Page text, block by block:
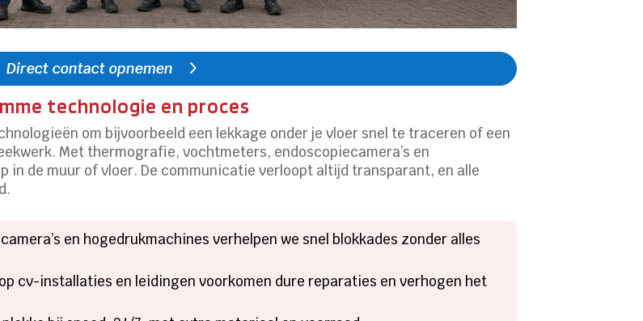
Direct contact opnemen
technologie en proces
om bijvoorbeeld een lekkage onder je vloer snel te traceren of een
Met thermografie, vochtmeters, endoscopiecamera’s en
in de muur of vloer. De communicatie verloopt altijd transparant, en alle
en hogedrukmachines verhelpen we snel blokkades zonder alles
cv-installaties en leidingen voorkomen dure reparaties en verhogen het